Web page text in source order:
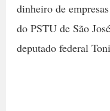
dinheiro de
do PSTU de São
deputado federal